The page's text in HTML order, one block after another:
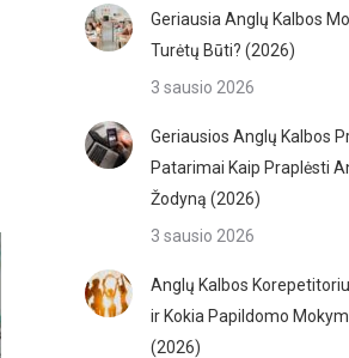
Geriausia Anglų Kalbos
Turėtų Būti? (2026)
3 sausio 2026
Geriausios Anglų Kalbos
Patarimai Kaip Praplėsti
Žodyną (2026)
3 sausio 2026
Anglų Kalbos
ir Kokia Papildomo
(2026)